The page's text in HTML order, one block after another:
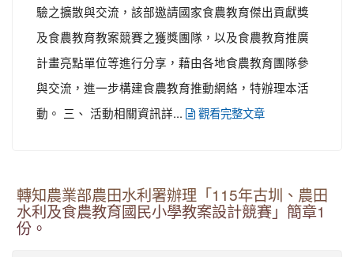
驗之擴散與交流，該部邀請國家食農教育傑出貢獻獎
及食農教育教案競賽之獲獎團隊，以及食農教育推廣
計畫亮點單位等進行分享，藉由各地食農教育團隊參
與交流，進一步構建食農教育推動網絡，特辦理本活
動。 三、 活動相關資訊詳...
觀看完整文章
轉知農業部農田水利署辦理「115年古圳、農田
水利及食農教育國民小學教案設計競賽」簡章1
份。